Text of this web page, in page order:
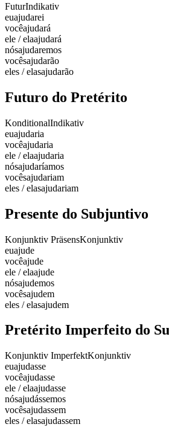
FuturIndikativ
euajudarei
vocêajudará
ele / elaajudará
nósajudaremos
vocêsajudarão
eles / elasajudarão
Futuro do Pretérito
KonditionalIndikativ
euajudaria
vocêajudaria
ele / elaajudaria
nósajudaríamos
vocêsajudariam
eles / elasajudariam
Presente do Subjuntivo
Konjunktiv PräsensKonjunktiv
euajude
vocêajude
ele / elaajude
nósajudemos
vocêsajudem
eles / elasajudem
Pretérito Imperfeito do
Konjunktiv ImperfektKonjunktiv
euajudasse
vocêajudasse
ele / elaajudasse
nósajudássemos
vocêsajudassem
eles / elasajudassem